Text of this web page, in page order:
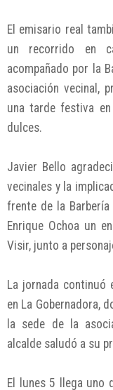
El emisario real
un recorrido en
acompañado por la
asociación vecinal,
una tarde festiva
dulces.
Javier Bello
vecinales y la
frente de la
Enrique Ochoa un
Visir, junto a
La jornada continuó
en La Gobernadora,
la sede de la
alcalde saludó a su
El lunes 5 llega uno